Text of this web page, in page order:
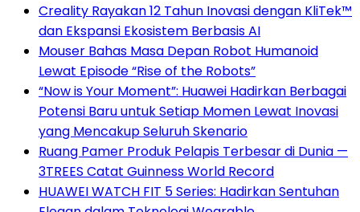
Creality Rayakan 12 Tahun Inovasi dengan KliTek™
dan Ekspansi Ekosistem Berbasis AI
Mouser Bahas Masa Depan Robot Humanoid
Lewat Episode “Rise of the Robots”
“Now is Your Moment”: Huawei Hadirkan Berbagai
Potensi Baru untuk Setiap Momen Lewat Inovasi
yang Mencakup Seluruh Skenario
Ruang Pamer Produk Pelapis Terbesar di Dunia —
3TREES Catat Guinness World Record
HUAWEI WATCH FIT 5 Series: Hadirkan Sentuhan